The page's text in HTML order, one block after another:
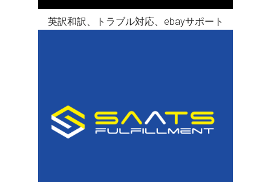
英訳和訳、トラブル対応、ebayサポート